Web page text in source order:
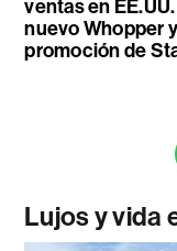
ventas en
nuevo Whopper
promoción de
Lujos y vida